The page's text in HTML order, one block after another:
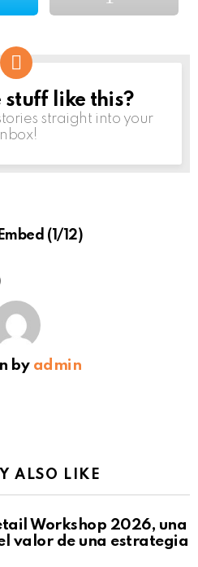
stuff like this?
straight into your
(1/12)
by admin
ALSO LIKE
Workshop 2026, una
valor de una estrategia